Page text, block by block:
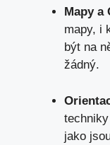
Mapy a
mapy, i
být na
žádný.
jako